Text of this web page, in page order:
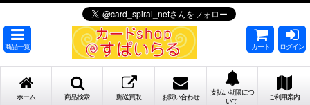
商品一覧 カート ログイン
ホーム 商品検索 郵送買取 お問い合わせ
支払い期限につ
いて
ご利用案内